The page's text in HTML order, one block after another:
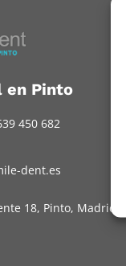
en Pinto
450 682
dent.es
18, Pinto, Madrid